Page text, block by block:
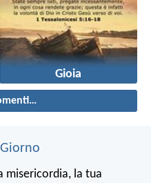
Gioia
misericordia, la tua